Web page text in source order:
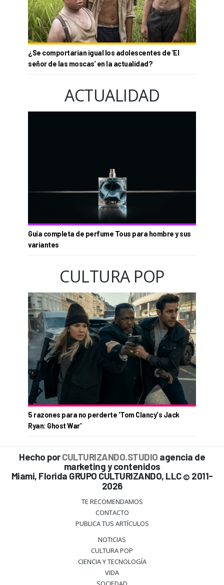
¿Se comportarían igual los adolescentes de ‘El
señor de las moscas’ en la actualidad?
ACTUALIDAD
Guía completa de perfume Tous para hombre y sus
variantes
CULTURA POP
5 razones para no perderte 'Tom Clancy's Jack
Ryan: Ghost War'
Hecho porCULTURIZANDO.STUDIO agencia de
marketing y contenidos
Miami, Florida GRUPO CULTURIZANDO, LLC © 2011-
2026
TE RECOMENDAMOS
CONTACTO
PUBLICA TUS ARTÍCULOS
NOTICIAS
CULTURA POP
CIENCIA Y TECNOLOGÍA
VIDA